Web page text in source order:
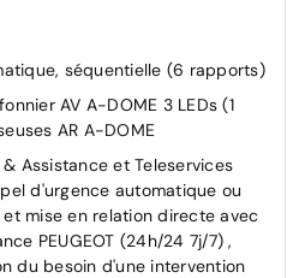
aux places latérales AR
et séquentiels avec
automatique des feux de
AV à déclenchement
extérieur d'accueil et
séquentielle (6 rapports)
AV A-DOME 3 LEDs (1
AR A-DOME
Assistance et Teleservices
d'urgence automatique ou
et mise en relation directe avec
PEUGEOT (24h/24 7j/7) ,
du besoin d'une intervention